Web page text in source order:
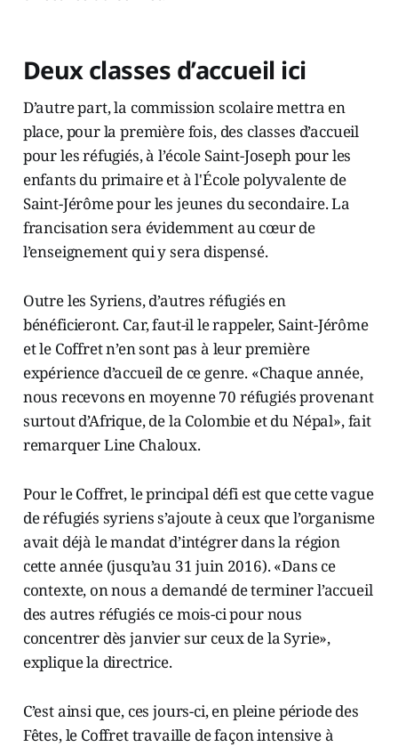
Deux classes d’accueil ici
D’autre part, la commission scolaire mettra en
place, pour la première fois, des classes d’accueil
pour les réfugiés, à l’école Saint-Joseph pour les
enfants du primaire et à l'École polyvalente de
Saint-Jérôme pour les jeunes du secondaire. La
francisation sera évidemment au cœur de
l’enseignement qui y sera dispensé.
Outre les Syriens, d’autres réfugiés en
bénéficieront. Car, faut-il le rappeler, Saint-Jérôme
et le Coffret n’en sont pas à leur première
expérience d’accueil de ce genre. «Chaque année,
nous recevons en moyenne 70 réfugiés provenant
surtout d’Afrique, de la Colombie et du Népal», fait
remarquer Line Chaloux.
Pour le Coffret, le principal défi est que cette vague
de réfugiés syriens s’ajoute à ceux que l’organisme
avait déjà le mandat d’intégrer dans la région
cette année (jusqu’au 31 juin 2016). «Dans ce
contexte, on nous a demandé de terminer l’accueil
des autres réfugiés ce mois-ci pour nous
concentrer dès janvier sur ceux de la Syrie»,
explique la directrice.
C’est ainsi que, ces jours-ci, en pleine période des
Fêtes, le Coffret travaille de façon intensive à